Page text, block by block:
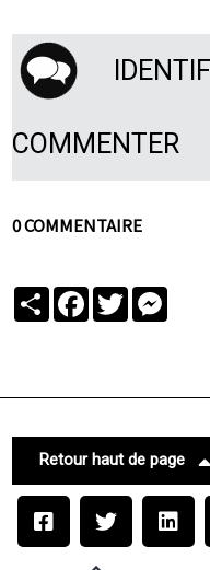
COMMENTER
0 COMMENTAIRE
PartagerFacebook
Twitter
Retour haut de page